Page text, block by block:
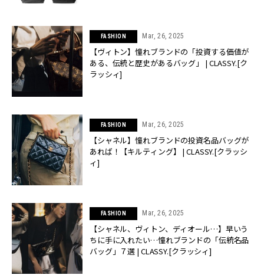
FASHION Mar, 26, 2025
【ヴィトン】憧れブランドの「投資する価値が
ある、伝統と歴史があるバッグ」 | CLASSY.[ク
ラッシィ]
FASHION Mar, 26, 2025
【シャネル】憧れブランドの投資名品バッグが
あれば！【キルティング】 | CLASSY.[クラッシ
ィ]
FASHION Mar, 26, 2025
【シャネル、ヴィトン、ディオール…】早いう
ちに手に入れたい…憧れブランドの「伝統名品
バッグ」７選 | CLASSY.[クラッシィ]